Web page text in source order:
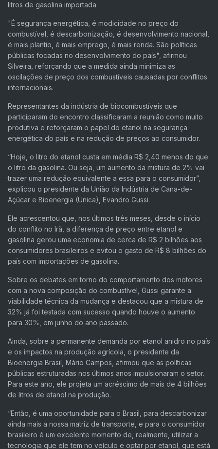
litros de gasolina importada.
"É segurança energética, é modicidade no preço do
combustível, é descarbonização, é desenvolvimento nacional,
é mais plantio, é mais emprego, é mais renda. São políticas
públicas focadas no desenvolvimento do país", afirmou
Silveira, reforçando que a medida ainda minimiza as
oscilações de preço dos combustíveis causadas por conflitos
internacionais.
Representantes da indústria de biocombustíveis que
participaram do encontro classificaram a reunião como muito
produtiva e reforçaram o papel do etanol na segurança
energética do país e na redução de preços ao consumidor.
“Hoje, o litro do etanol custa em média R$ 2,40 menos do que
o litro da gasolina. Ou seja, um aumento da mistura de 2% vai
trazer uma redução equivalente a essa para o consumidor”,
explicou o presidente da União da Indústria de Cana-de-
Açúcar e Bioenergia (Unica), Evandro Gussi.
Ele acrescentou que, nos últimos três meses, desde o início
do conflito no Irã, a diferença de preço entre etanol e
gasolina gerou uma economia de cerca de R$ 2 bilhões aos
consumidores brasileiros e evitou o gasto de R$ 8 bilhões do
país com importações de gasolina.
Sobre os debates em torno do comportamento dos motores
com a nova composição do combustível, Gussi garante a
viabilidade técnica da mudança e destacou que a mistura de
32% já foi testada com sucesso quando houve o aumento
para 30%, em junho do ano passado.
Ainda, sobre a permanente demanda por etanol anidro no país
e os impactos na produção agrícola, o presidente da
Bioenergia Brasil, Mário Campos, afirmou que as políticas
públicas estruturadas nos últimos anos impulsionaram o setor.
Para este ano, ele projeta um acréscimo de mais de 4 bilhões
de litros de etanol na produção.
“Então, é uma oportunidade para o Brasil, para descarbonizar
ainda mais a nossa matriz de transporte, e para o consumidor
brasileiro é um excelente momento de, realmente, utilizar a
tecnologia que ele tem no veículo e optar por etanol, que está